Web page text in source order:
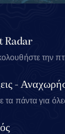
Radar
την
-
τα πάντα για